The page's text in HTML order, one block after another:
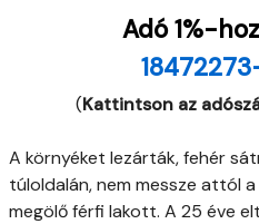
Adó 1%-
(Kattintson az
A környéket lezárták, fehér
túloldalán, nem messze attól
megölő férfi lakott. A 25 éve